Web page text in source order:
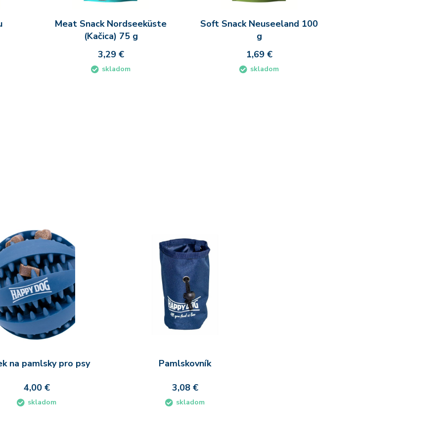
Meat Snack Nordseeküste
(Kačica) 75 g
3,29 €
skladom
Soft Snack Neuseeland 100
g
1,69 €
skladom
na pamlsky pro psy
4,00 €
skladom
Pamlskovník
3,08 €
skladom